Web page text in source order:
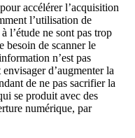
accélérer l’acquisition
l’utilisation de
l’étude ne sont pas trop
besoin de scanner le
n’est pas
d’augmenter la
de ne pas sacrifier la
se produit avec des
numérique, par